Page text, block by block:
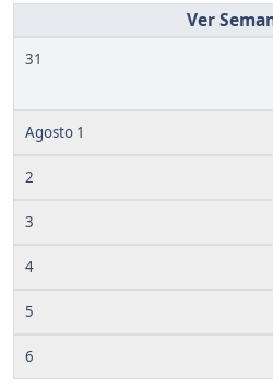
31
Agosto 1
2
3
4
5
6